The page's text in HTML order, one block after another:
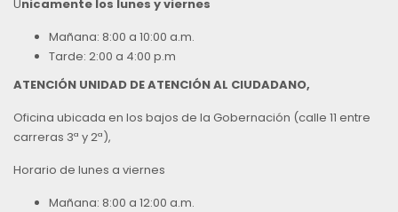
Únicamente los lunes y viernes
Mañana: 8:00 a 10:00 a.m.
Tarde: 2:00 a 4:00 p.m
ATENCIÓN UNIDAD DE ATENCIÓN AL CIUDADANO,
Oficina ubicada en los bajos de la Gobernación (calle 11 entre
carreras 3ª y 2ª),
Horario de lunes a viernes
Mañana: 8:00 a 12:00 a.m.